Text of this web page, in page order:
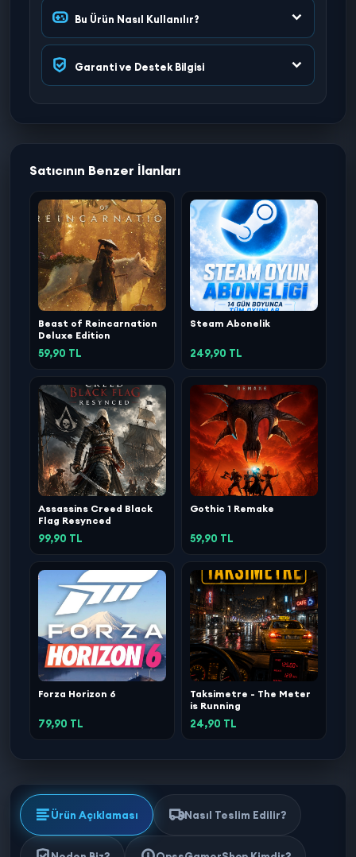
Bu Ürün Nasıl Kullanılır?
Garanti ve Destek Bilgisi
Satıcının Benzer İlanları
Beast of Reincarnation
Deluxe Edition
59,90 TL
Steam Abonelik
249,90 TL
Assassins Creed Black
Flag Resynced
99,90 TL
Gothic 1 Remake
59,90 TL
Forza Horizon 6
79,90 TL
Taksimetre - The Meter
is Running
24,90 TL
Ürün Açıklaması Nasıl Teslim Edilir?